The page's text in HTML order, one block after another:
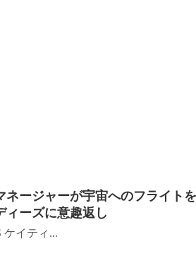
ネージャーが宇宙へのフライト
ィーズに意趣返し
ケイティ...